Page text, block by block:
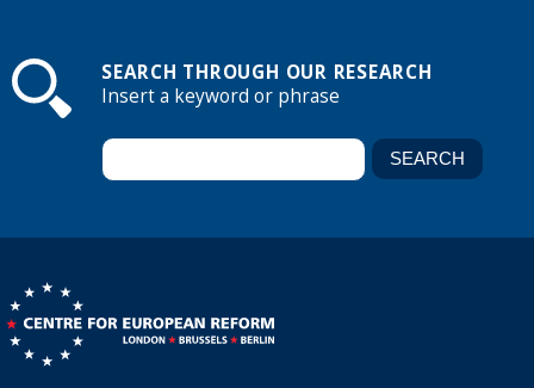
SEARCH THROUGH OUR RESEARCH
Insert a keyword or phrase